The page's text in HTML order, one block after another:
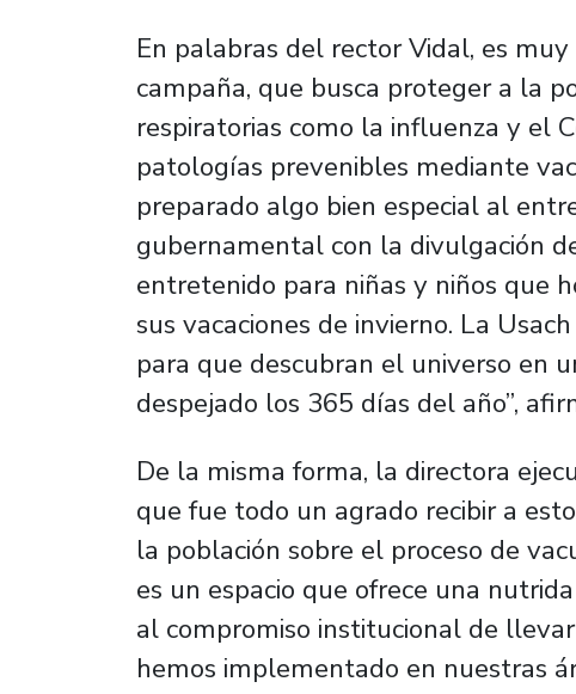
En palabras del rector Vidal, es
campaña, que busca proteger a la
respiratorias como la influenza y el
patologías prevenibles mediante
preparado algo bien especial al
gubernamental con la divulgación
entretenido para niñas y niños que
sus vacaciones de invierno. La
para que descubran el universo en
despejado los 365 días del año”,
De la misma forma, la directora
que fue todo un agrado recibir a
la población sobre el proceso de
es un espacio que ofrece una
al compromiso institucional de
hemos implementado en nuestras